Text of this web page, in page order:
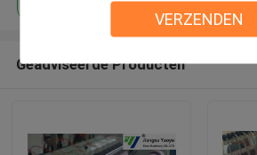
VERZENDEN
Geadviseerde Producten